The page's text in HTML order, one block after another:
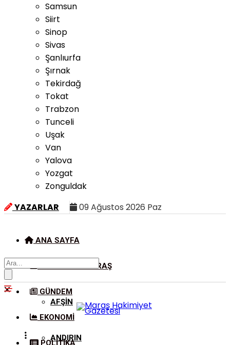
Samsun
Siirt
Sinop
Sivas
Şanlıurfa
Şırnak
Tekirdağ
Tokat
Trabzon
Tunceli
Uşak
Van
Yalova
Yozgat
Zonguldak
YAZARLAR
09 Ağustos 2026 Paz
ANA SAYFA
KAHRAMANMARAŞ
AFŞIN
ANDIRIN
GÜNDEM
EKONOMI
POLITIKA